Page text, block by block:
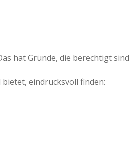
hat Gründe, die berechtigt
eindrucksvoll finden: